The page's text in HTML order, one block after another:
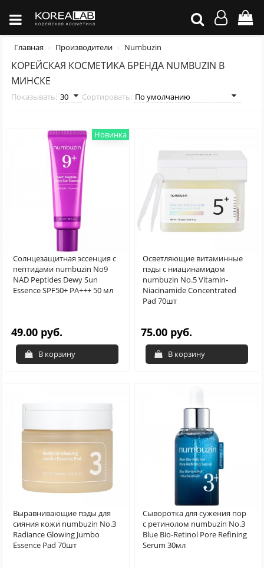
Главная Производители Numbuzin
КОРЕЙСКАЯ КОСМЕТИКА БРЕНДА NUMBUZIN В
МИНСКЕ
Показывать: Сортировать:
Новинка
Солнцезащитная эссенция с
пептидами numbuzin No9
NAD Peptides Dewy Sun
Essence SPF50+ PA+++ 50 мл
49.00 руб.
В корзину
Осветляющие витаминные
пэды с ниацинамидом
numbuzin No.5 Vitamin-
Niacinamide Concentrated
Pad 70шт
75.00 руб.
В корзину
Выравнивающие пэды для
сияния кожи numbuzin No.3
Radiance Glowing Jumbo
Essence Pad 70шт
Сыворотка для сужения пор
с ретинолом numbuzin No.3
Blue Bio-Retinol Pore Refining
Serum 30мл